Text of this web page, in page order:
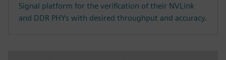
Signal platform for the verification of their NVLink
and DDR PHYs with desired throughput and accuracy.